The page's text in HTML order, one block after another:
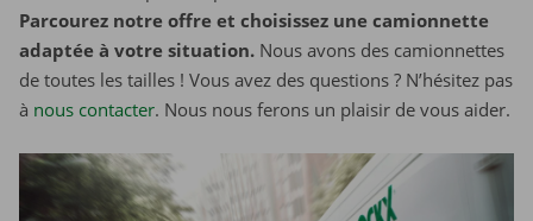
Parcourez notre offre et choisissez une camionnette
adaptée à votre situation. Nous avons des camionnettes
de toutes les tailles ! Vous avez des questions ? N’hésitez pas
à nous contacter. Nous nous ferons un plaisir de vous aider.